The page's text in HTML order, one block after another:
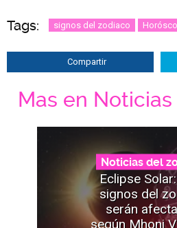
Tags: signos del zodiaco
Compartir
Mas en
Noticias del
Eclipse
signos del
serán
según Mhoni